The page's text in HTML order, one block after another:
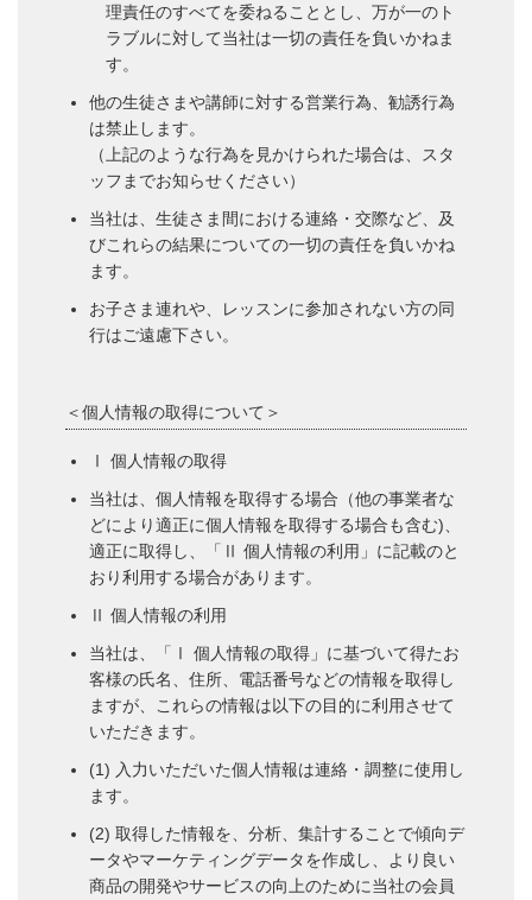
理責任のすべてを委ねることとし、万が一のト
ラブルに対して当社は一切の責任を負いかねま
す。
他の生徒さまや講師に対する営業行為、勧誘行為
は禁止します。
（上記のような行為を見かけられた場合は、スタ
ッフまでお知らせください）
当社は、生徒さま間における連絡・交際など、及
びこれらの結果についての一切の責任を負いかね
ます。
お子さま連れや、レッスンに参加されない方の同
行はご遠慮下さい。
＜個人情報の取得について＞
Ⅰ 個人情報の取得
当社は、個人情報を取得する場合（他の事業者な
どにより適正に個人情報を取得する場合も含む)、
適正に取得し、「Ⅱ 個人情報の利用」に記載のと
おり利用する場合があります。
Ⅱ 個人情報の利用
当社は、「Ⅰ 個人情報の取得」に基づいて得たお
客様の氏名、住所、電話番号などの情報を取得し
ますが、これらの情報は以下の目的に利用させて
いただきます。
(1) 入力いただいた個人情報は連絡・調整に使用し
ます。
(2) 取得した情報を、分析、集計することで傾向デ
ータやマーケティングデータを作成し、より良い
商品の開発やサービスの向上のために当社の会員